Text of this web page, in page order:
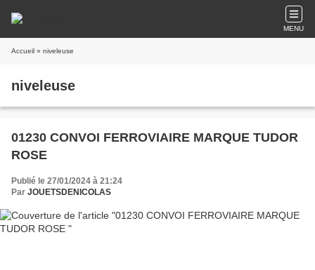
MENU
Accueil » niveleuse
niveleuse
01230 CONVOI FERROVIAIRE MARQUE TUDOR
ROSE
Publié le 27/01/2024 à 21:24
Par JOUETSDENICOLAS